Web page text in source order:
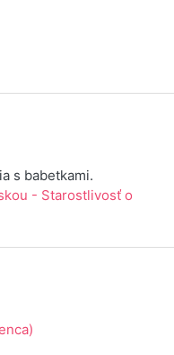
s babetkami.
- Starostlivosť o